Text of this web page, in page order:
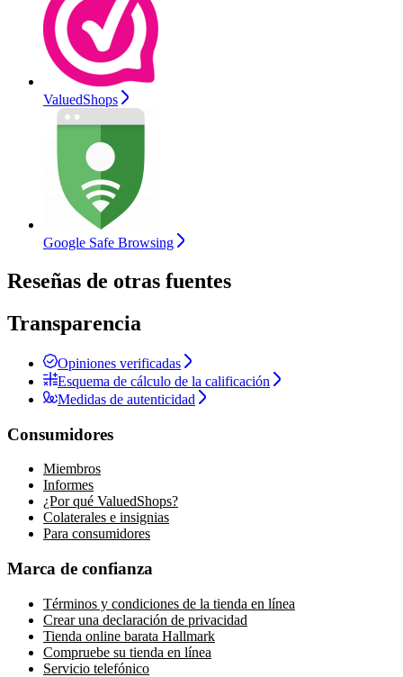
ValuedShops
Google Safe Browsing
Reseñas de otras fuentes
Transparencia
Opiniones verificadas
Esquema de cálculo de la calificación
Medidas de autenticidad
Consumidores
Miembros
Informes
¿Por qué ValuedShops?
Colaterales e insignias
Para consumidores
Marca de confianza
Términos y condiciones de la tienda en línea
Crear una declaración de privacidad
Tienda online barata Hallmark
Compruebe su tienda en línea
Servicio telefónico